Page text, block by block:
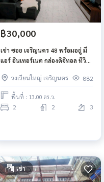
฿30,000
เช่า ซอย เจริญนคร 48 พร้อมอยู่ มี
แอร์ อินเทอร์เนต กล่องดิจิทอล ทีวี
วงเวียนใหญ่ เจริญนคร
882
พื้นที่ : 13.00 ตร.ว.
2 2 3
เช่า